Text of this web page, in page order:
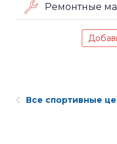
Ремонтные
Все спортивные